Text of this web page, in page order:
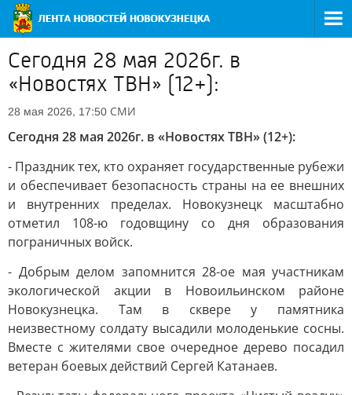
Сегодня 28 мая 2026г. в
«Новостях ТВН» (12+):
28 мая 2026, 17:50 СМИ
Сегодня 28 мая 2026г. в «Новостях ТВН» (12+):
- Праздник тех, кто охраняет государственные рубежи
и обеспечивает безопасность страны на ее внешних
и внутренних пределах. Новокузнецк масштабно
отметил 108-ю годовщину со дня образования
пограничных войск.
- Добрым делом запомнится 28-ое мая участникам
экологической акции в Новоильинском районе
Новокузнецка. Там в сквере у памятника
неизвестному солдату высадили молоденькие сосны.
Вместе с жителями свое очередное дерево посадил
ветеран боевых действий Сергей Катанаев.